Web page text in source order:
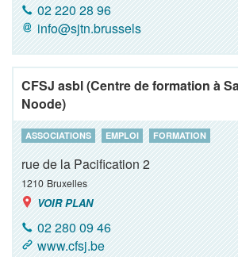
02 220 28 96
info@sjtn.brussels
CFSJ asbl (Centre de formation à
Noode)
ASSOCIATIONS EMPLOI FORMATION
rue de la Pacification 2
1210 Bruxelles
VOIR PLAN
02 280 09 46
www.cfsj.be